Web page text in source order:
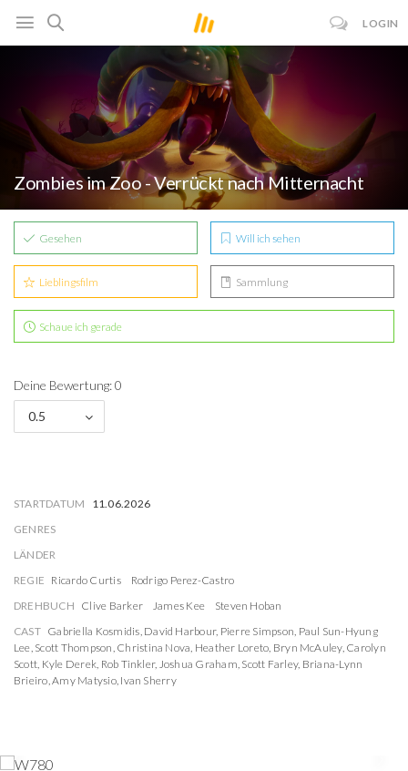
LOGIN
Zombies im Zoo - Verrückt nach Mitternacht
Gesehen Will ich sehen
Lieblingsfilm Sammlung
Schaue ich gerade
Deine Bewertung: 0
0.5
STARTDATUM
11.06.2026
GENRES
LÄNDER
REGIE Ricardo Curtis
Rodrigo Perez-Castro
DREHBUCH Clive Barker James Kee
Steven Hoban
CAST Gabriella Kosmidis, David Harbour, Pierre Simpson, Paul Sun-Hyung
Lee, Scott Thompson, Christina Nova, Heather Loreto, Bryn McAuley, Carolyn
Scott, Kyle Derek, Rob Tinkler, Joshua Graham, Scott Farley, Briana-Lynn
Brieiro,Amy Matysio, Ivan Sherry